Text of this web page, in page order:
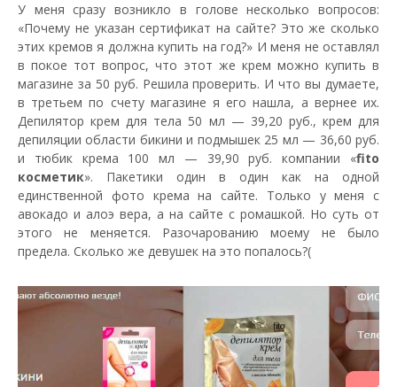
У меня сразу возникло в голове несколько вопросов:
«Почему не указан сертификат на сайте? Это же сколько
этих кремов я должна купить на год?» И меня не оставлял
в покое тот вопрос, что этот же крем можно купить в
магазине за 50 руб. Решила проверить. И что вы думаете,
в третьем по счету магазине я его нашла, а вернее их.
Депилятор крем для тела 50 мл — 39,20 руб., крем для
депиляции области бикини и подмышек 25 мл — 36,60 руб.
и тюбик крема 100 мл — 39,90 руб. компании «fito
косметик». Пакетики один в один как на одной
единственной фото крема на сайте. Только у меня с
авокадо и алоэ вера, а на сайте с ромашкой. Но суть от
этого не меняется. Разочарованию моему не было
предела. Сколько же девушек на это попалось?(